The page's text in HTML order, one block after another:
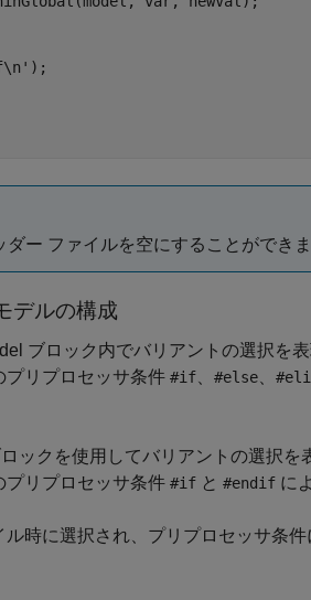
);
ー ファイルを空にすることができま
デルの構成
ブロック内でバリアントの選択を
プリプロセッサ条件 #if #else
ックを使用してバリアントの選択を
プリプロセッサ条件 #if と #endif に
時に選択され、プリプロセッサ条